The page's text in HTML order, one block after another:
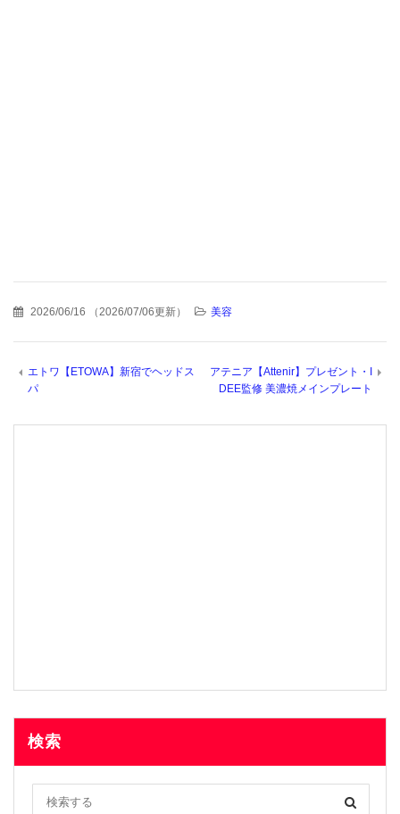
2026/06/16 （2026/07/06更新） 美容
エトワ【ETOWA】新宿でヘッドス
パ
アテニア【Attenir】プレゼント・I
DEE監修 美濃焼メインプレート
検索